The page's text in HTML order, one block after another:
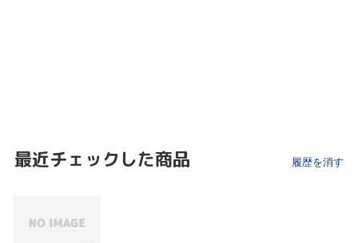
最近チェックした商品 履歴を消す